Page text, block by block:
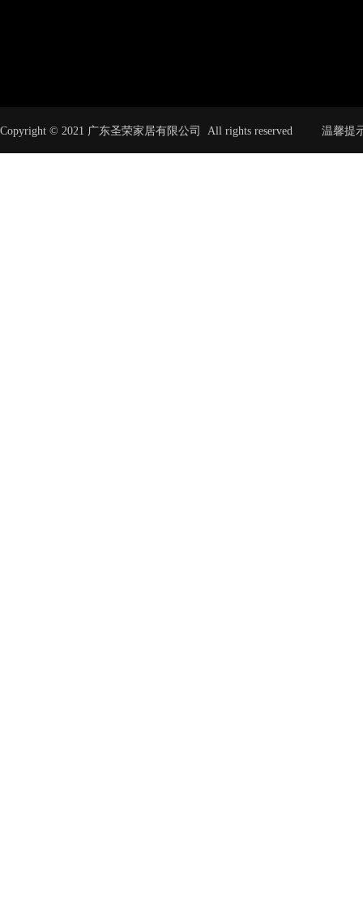
Copyright © 2021 广东圣荣家居有限公司 All rights reserved 温馨提